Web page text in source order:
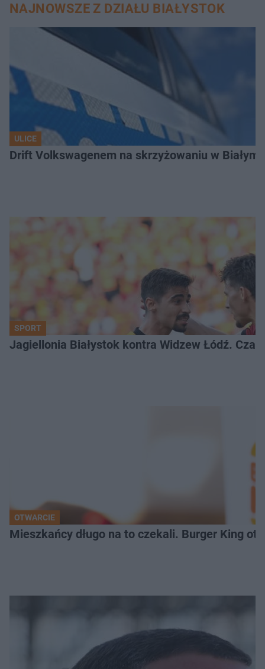
NAJNOWSZE Z DZIAŁU BIAŁYSTOK
ULICE
Drift Volkswagenem na skrzyżowaniu w
SPORT
Jagiellonia Białystok kontra Widzew Łódź.
OTWARCIE
Mieszkańcy długo na to czekali. Burger King